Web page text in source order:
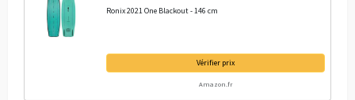
Ronix 2021 One Blackout - 146 cm
Vérifier prix
Amazon.fr